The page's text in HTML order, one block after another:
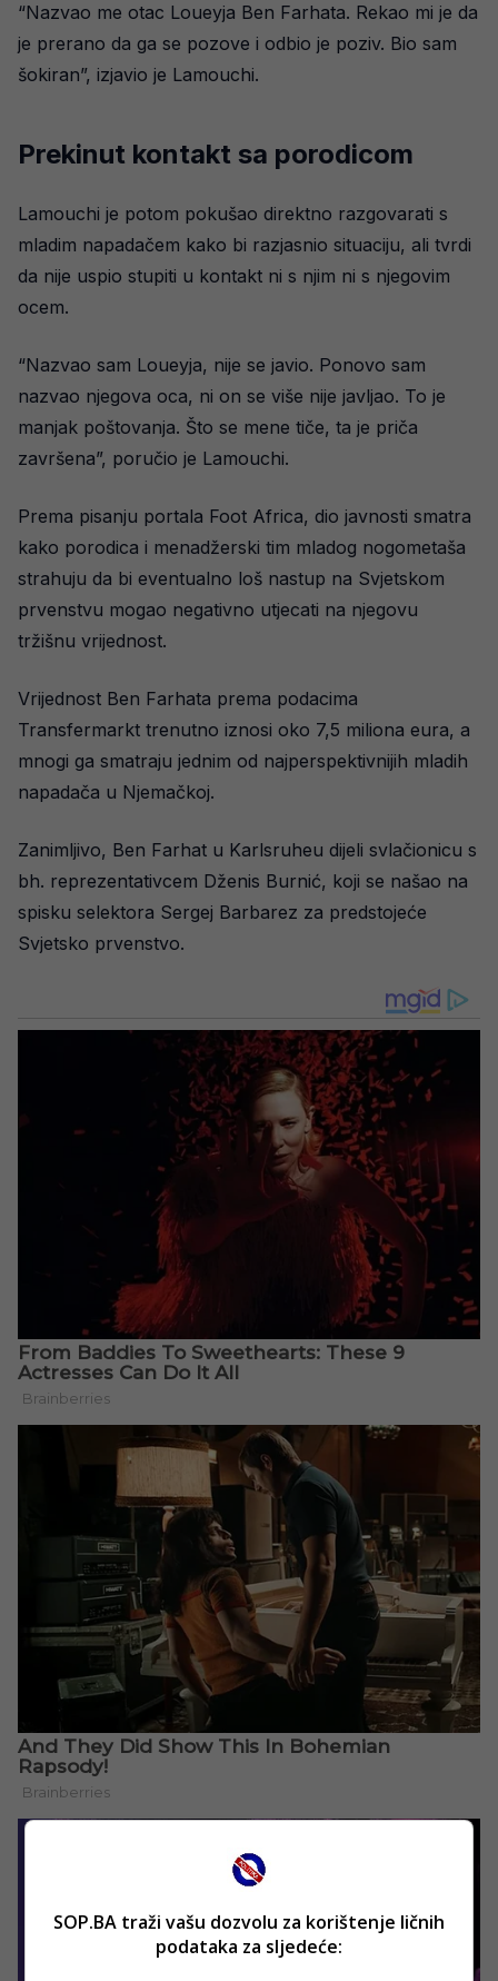
“Nazvao me otac Loueyja Ben Farhata. Rekao mi je da
je prerano da ga se pozove i odbio je poziv. Bio sam
šokiran”, izjavio je Lamouchi.
Prekinut kontakt sa porodicom
Lamouchi je potom pokušao direktno razgovarati s
mladim napadačem kako bi razjasnio situaciju, ali tvrdi
da nije uspio stupiti u kontakt ni s njim ni s njegovim
ocem.
“Nazvao sam Loueyja, nije se javio. Ponovo sam
nazvao njegova oca, ni on se više nije javljao. To je
manjak poštovanja. Što se mene tiče, ta je priča
završena”, poručio je Lamouchi.
Prema pisanju portala Foot Africa, dio javnosti smatra
kako porodica i menadžerski tim mladog nogometaša
strahuju da bi eventualno loš nastup na Svjetskom
prvenstvu mogao negativno utjecati na njegovu
tržišnu vrijednost.
Vrijednost Ben Farhata prema podacima
Transfermarkt trenutno iznosi oko 7,5 miliona eura, a
mnogi ga smatraju jednim od najperspektivnijih mladih
napadača u Njemačkoj.
Zanimljivo, Ben Farhat u Karlsruheu dijeli svlačionicu s
bh. reprezentativcem Dženis Burnić, koji se našao na
spisku selektora Sergej Barbarez za predstojeće
Svjetsko prvenstvo.
SOP.BA traži vašu dozvolu za korištenje ličnih
podataka za sljedeće: